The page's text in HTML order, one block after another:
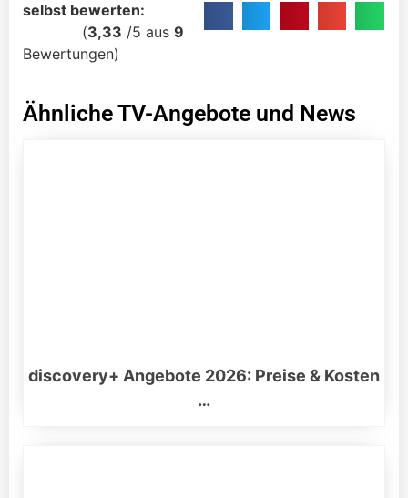
selbst bewerten:
(3,33 /5 aus 9
Bewertungen)
Ähnliche TV-Angebote und News
discovery+ Angebote 2026: Preise & Kosten
…